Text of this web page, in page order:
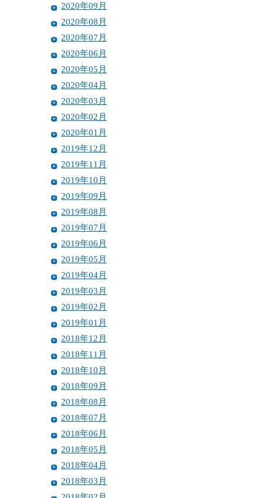
2020年09月
2020年08月
2020年07月
2020年06月
2020年05月
2020年04月
2020年03月
2020年02月
2020年01月
2019年12月
2019年11月
2019年10月
2019年09月
2019年08月
2019年07月
2019年06月
2019年05月
2019年04月
2019年03月
2019年02月
2019年01月
2018年12月
2018年11月
2018年10月
2018年09月
2018年08月
2018年07月
2018年06月
2018年05月
2018年04月
2018年03月